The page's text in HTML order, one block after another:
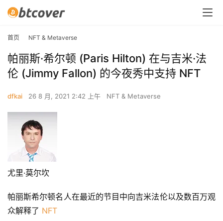
首页 NFT & Metaverse
帕丽斯·希尔顿 (Paris Hilton) 在与吉米·法
伦 (Jimmy Fallon) 的今夜秀中支持 NFT
dfkai 26 8 月, 2021 2:42 上午 NFT & Metaverse
尤里·莫尔坎
帕丽斯希尔顿名人在最近的节目中向吉米法伦以及数百万观
众解释了 NFT